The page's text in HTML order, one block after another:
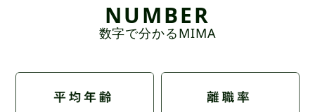
NUMBER
数字で分かるMIMA